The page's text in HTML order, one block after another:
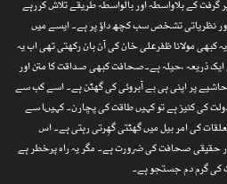
کے بلاواسطہ اور بالواسطہ طریقے تلاش کررہے
اور نظریاتی تشخص سب کچھ داؤ پر ہے۔ ایسے میں
مولانا ظفرعلی خان کی آن بان رکھتی تھی اب یہ
ذریعہ ،حیلہ ہے۔صحافت کبھی صداقت کا متن اور
پر اپنی ہی بے آبروئی کی گھٹن ہے۔ اسے کب سے
کی کنیز ہے تو کہیں طاقت کی پچارن۔ کہیںا سے
کی امر بیل میں گھٹتی گھِرتی رہتی ہے۔ اس
صحافت کی ضرورت ہے۔ مگر یہ راہ پرخطر ہے
کی گرم دم جستجو ہے۔